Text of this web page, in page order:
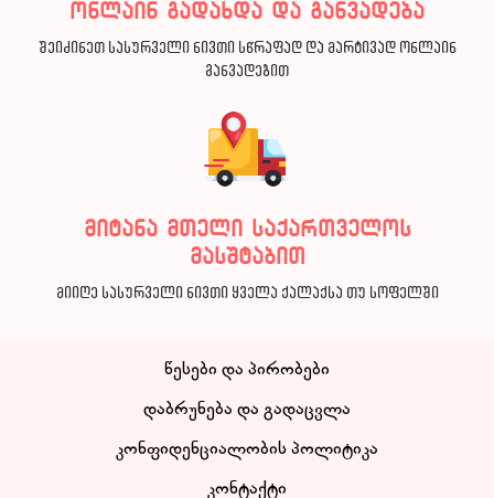
ონლაინ გადახდა და განვადება
შეიძინეთ სასურველი ნივთი სწრაფად და მარტივად ონლაინ
განვადებით
მიტანა მთელი საქართველოს
მასშტაბით
მიიღე სასურველი ნივთი ყველა ქალაქსა თუ სოფელში
წესები და პირობები
დაბრუნება და გადაცვლა
კონფიდენციალობის პოლიტიკა
კონტაქტი